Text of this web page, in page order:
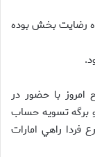
رضايت بخش بوده
با حضور در
برگه تسويه حساب
فردا راهي امارات